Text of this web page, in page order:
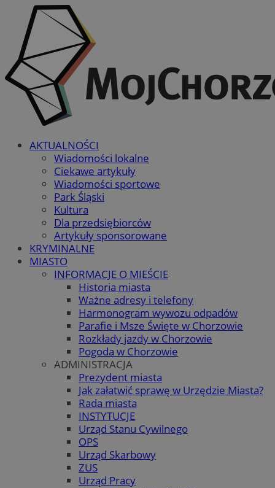
AKTUALNOŚCI
Wiadomości lokalne
Ciekawe artykuły
Wiadomości sportowe
Park Śląski
Kultura
Dla przedsiębiorców
Artykuły sponsorowane
KRYMINALNE
MIASTO
INFORMACJE O MIEŚCIE
Historia miasta
Ważne adresy i telefony
Harmonogram wywozu odpadów
Parafie i Msze Święte w Chorzowie
Rozkłady jazdy w Chorzowie
Pogoda w Chorzowie
ADMINISTRACJA
Prezydent miasta
Jak załatwić sprawę w Urzędzie Miasta?
Rada miasta
INSTYTUCJE
Urząd Stanu Cywilnego
OPS
Urząd Skarbowy
ZUS
Urząd Pracy